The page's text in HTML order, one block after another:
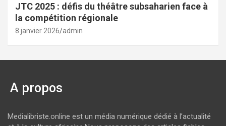
JTC 2025 : défis du théâtre subsaharien face à
la compétition régionale
8 janvier 2026 admin
A propos
Medialibriste.online est un média numérique dédié à l’actualité